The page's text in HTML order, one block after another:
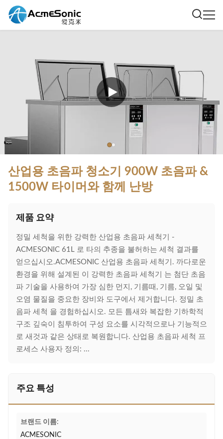
산업용 초음파 청소기 900W 초음파 &
1500W 타이머와 함께 난방
제품 요약
정밀 세척을 위한 강력한 산업용 초음파 세척기 -
ACMESONIC 61L 로 타의 추종을 불허하는 세척 결과를
얻으십시오.ACMESONIC 산업용 초음파 세척기. 까다로운
환경을 위해 설계된 이 강력한 초음파 세척기 는 첨단 초음
파 기술을 사용하여 가장 심한 먼지, 기름때, 기름, 오일 및
오염 물질을 중요한 장비와 도구에서 제거합니다. 정밀 초
음파 세척 을 경험하십시오. 모든 틈새와 복잡한 기하학적
구조 깊숙이 침투하여 구성 요소를 시각적으로나 기능적으
로 새것과 같은 상태로 복원합니다. 산업용 초음파 세척 프
로세스 사용자 정의: ...
주요 특성
브랜드 이름:
ACMESONIC